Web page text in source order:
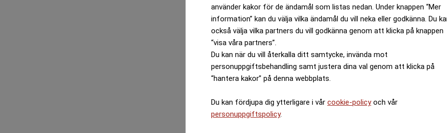
använder kakor för de ändamål som listas nedan. Under knappen “Mer
information” kan du välja vilka ändamål du vill neka eller godkänna. Du
också välja vilka partners du vill godkänna genom att klicka på knappen
“visa våra partners”.
Du kan när du vill återkalla ditt samtycke, invända mot
personuppgiftsbehandling samt justera dina val genom att klicka på
“hantera kakor” på denna webbplats.
Du kan fördjupa dig ytterligare i vår cookie-policyoch vår
personuppgiftspolicy.